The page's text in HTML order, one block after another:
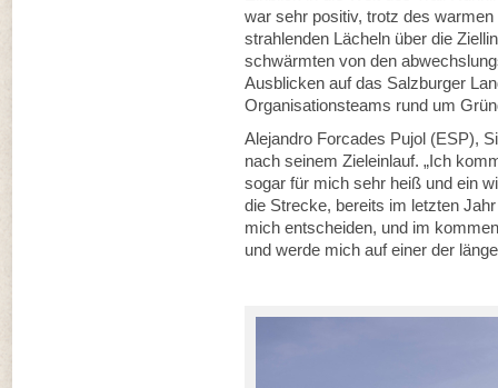
war sehr positiv, trotz des
strahlenden Lächeln über die
schwärmten von den
Ausblicken auf das Salzburger
Organisationsteams rund um
Alejandro Forcades Pujol (ESP),
nach seinem Zieleinlauf. „Ich
sogar für mich sehr heiß und ein
die Strecke, bereits im letzten
mich entscheiden, und im
und werde mich auf einer der